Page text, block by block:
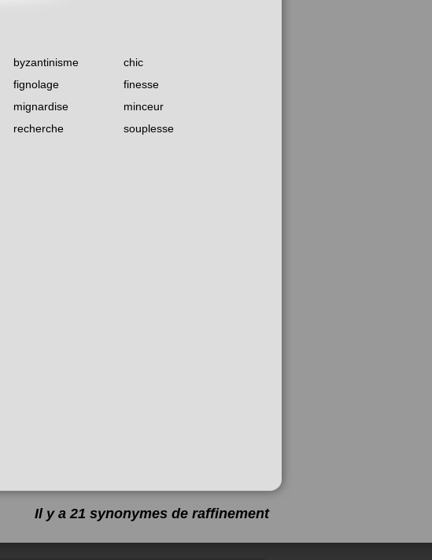
byzantinisme
chic
fignolage
finesse
mignardise
minceur
recherche
souplesse
Il y a 21 synonymes de raffinement